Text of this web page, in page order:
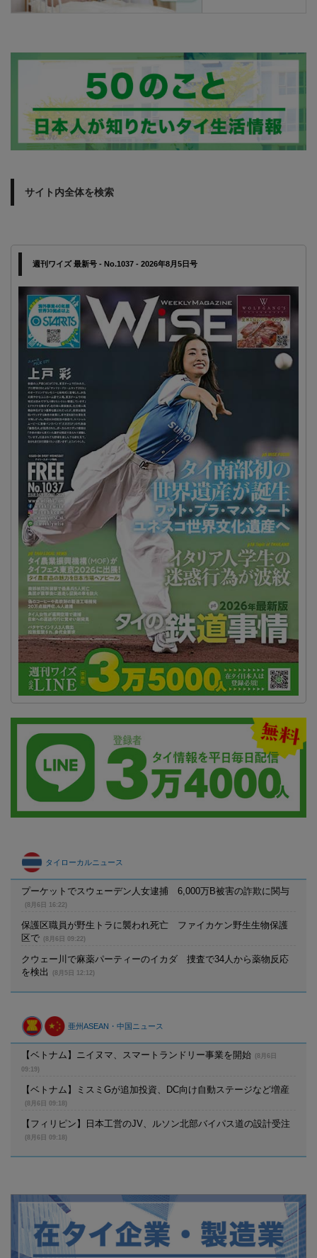
サイト内全体を検索
週刊ワイズ 最新号 - No.1037 - 2026年8月5日号
タイローカルニュース
プーケットでスウェーデン人女逮捕 6,000万B被害の詐欺に関与
(8月6日 16:22)
保護区職員が野生トラに襲われ死亡 ファイカケン野生生物保護
区で
(8月6日 09:22)
クウェー川で麻薬パーティーのイカダ 捜査で34人から薬物反応
を検出
(8月5日 12:12)
亜州ASEAN・中国ニュース
【ベトナム】ニイヌマ、スマートランドリー事業を開始
(8月6日
09:19)
【ベトナム】ミスミGが追加投資、DC向け自動ステージなど増産
(8月6日 09:18)
【フィリピン】日本工営のJV、ルソン北部バイパス道の設計受注
(8月6日 09:18)